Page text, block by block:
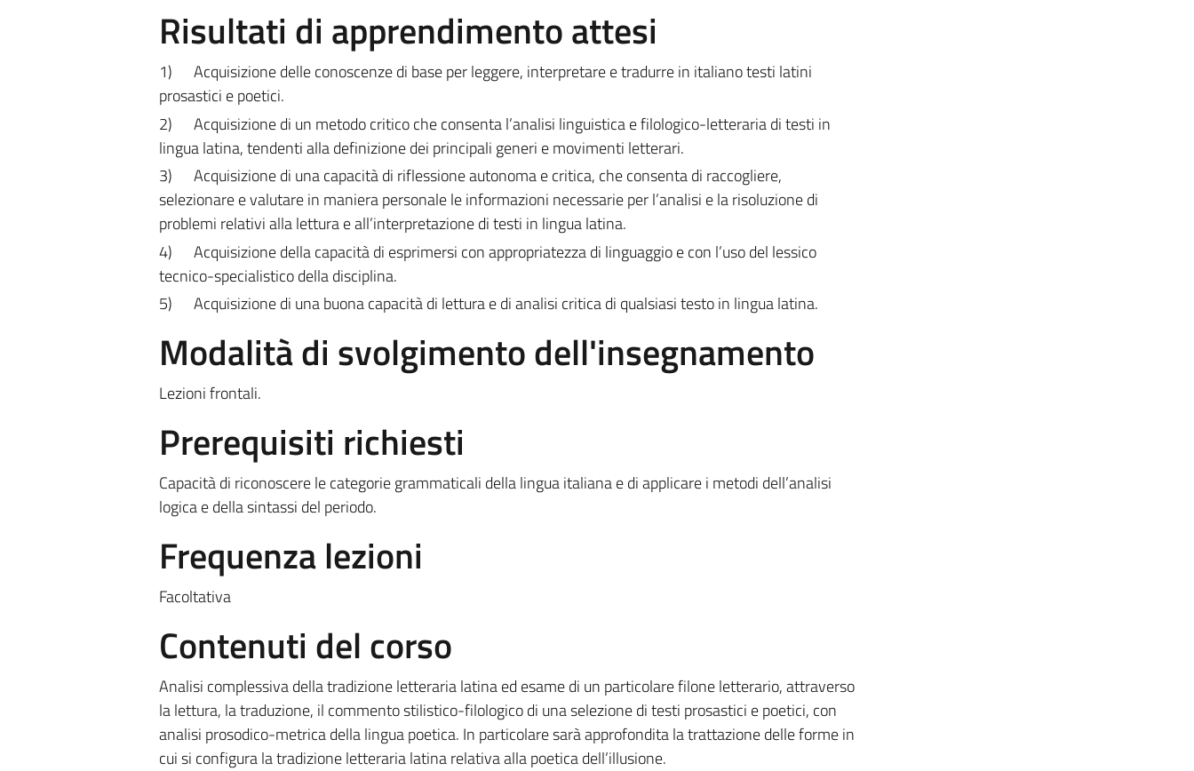
Risultati di apprendimento attesi
1)
Acquisizione delle conoscenze di base per leggere, interpretare e tradurre in italiano testi latini
prosastici e poetici.
2)
Acquisizione di un metodo critico che consenta l’analisi linguistica e filologico-letteraria di testi in
lingua latina, tendenti alla definizione dei principali generi e movimenti letterari.
3)
Acquisizione di una capacità di riflessione autonoma e critica, che consenta di raccogliere,
selezionare e valutare in maniera personale le informazioni necessarie per l’analisi e la risoluzione di
problemi relativi alla lettura e all’interpretazione di testi in lingua latina.
4)
Acquisizione della capacità di esprimersi con appropriatezza di linguaggio e con l’uso del lessico
tecnico-specialistico della disciplina.
5)
Acquisizione di una buona capacità di lettura e di analisi critica di qualsiasi testo in lingua latina.
Modalità di svolgimento dell'insegnamento
Lezioni frontali.
Prerequisiti richiesti
Capacità di riconoscere le categorie grammaticali della lingua italiana e di applicare i metodi dell’analisi
logica e della sintassi del periodo.
Frequenza lezioni
Facoltativa
Contenuti del corso
Analisi complessiva della tradizione letteraria latina ed esame di un particolare filone letterario, attraverso
la lettura, la traduzione, il commento stilistico-filologico di una selezione di testi prosastici e poetici, con
analisi prosodico-metrica della lingua poetica. In particolare sarà approfondita la trattazione delle forme in
cui si configura la tradizione letteraria latina relativa alla poetica dell’illusione.